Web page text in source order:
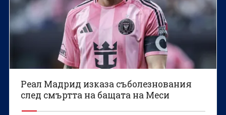
Реал Мадрид изказа съболезнования
след смъртта на бащата на Меси